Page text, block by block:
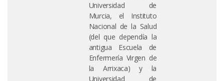
Universidad de
Murcia, el Instituto
Nacional de la Salud
(del que dependía la
antigua Escuela de
Enfermería Virgen de
la Arrixaca) y la
Universidad de